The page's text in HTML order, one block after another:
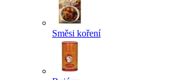
Směsi koření